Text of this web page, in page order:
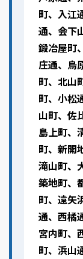
町、入江
通、会下
鍛冶屋町
庄通、烏
町、北山
町、小松
山町、佐
島上町、
町、新開
滝山町、
築地町、
町、遠矢
通、西橘
宮内町、
町、浜山